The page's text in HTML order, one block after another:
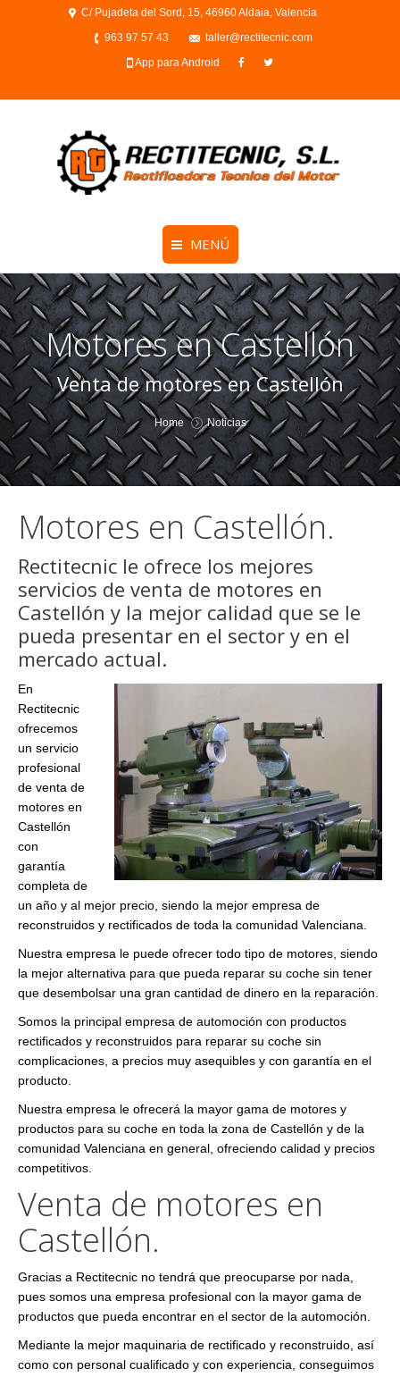
C/ Pujadeta del Sord, 15, 46960 Aldaia, Valencia
963 97 57 43
taller@rectitecnic.com
App para Android
MENÚ
Motores en Castellón
Venta de motores en Castellón
You are here: Home Noticias
Motores en Castellón.
Rectitecnic le ofrece los mejores
servicios de venta de motores en
Castellón y la mejor calidad que se le
pueda presentar en el sector y en el
mercado actual.
En
Rectitecnic
ofrecemos
un servicio
profesional
de venta de
motores en
Castellón
con
garantía
completa de
un año y al mejor precio, siendo la mejor empresa de
reconstruidos y rectificados de toda la comunidad Valenciana.
Nuestra empresa le puede ofrecer todo tipo de motores, siendo
la mejor alternativa para que pueda reparar su coche sin tener
que desembolsar una gran cantidad de dinero en la reparación.
Somos la principal empresa de automoción con productos
rectificados y reconstruidos para reparar su coche sin
complicaciones, a precios muy asequibles y con garantía en el
producto.
Nuestra empresa le ofrecerá la mayor gama de motores y
productos para su coche en toda la zona de Castellón y de la
comunidad Valenciana en general, ofreciendo calidad y precios
competitivos.
Venta de motores en
Castellón.
Gracias a Rectitecnic no tendrá que preocuparse por nada,
pues somos una empresa profesional con la mayor gama de
productos que pueda encontrar en el sector de la automoción.
Mediante la mejor maquinaria de rectificado y reconstruido, así
como con personal cualificado y con experiencia, conseguimos